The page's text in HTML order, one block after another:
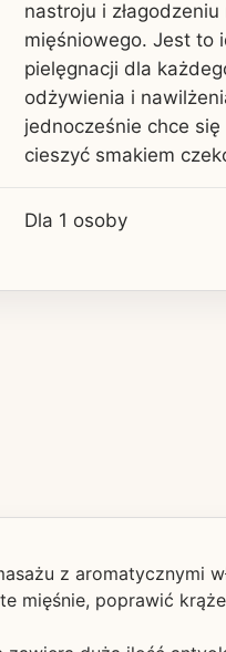
nastroju i złagodzeniu
mięśniowego. Jest to
pielęgnacji dla
odżywienia i
jednocześnie chce
cieszyć smakiem
Dla 1 osoby
z aromatycznymi
mięśnie, poprawić